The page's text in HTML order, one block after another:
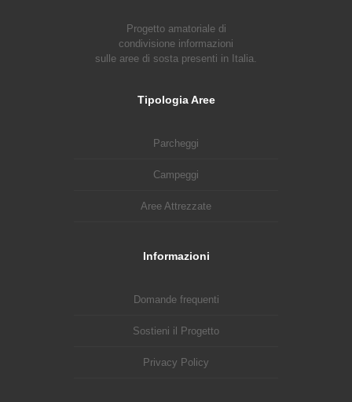
Progetto amatoriale di
condivisione informazioni
sulle aree di sosta presenti in Italia.
Tipologia Aree
Parcheggi
Campeggi
Aree Attrezzate
Informazioni
Domande frequenti
Sostieni il Progetto
Privacy Policy